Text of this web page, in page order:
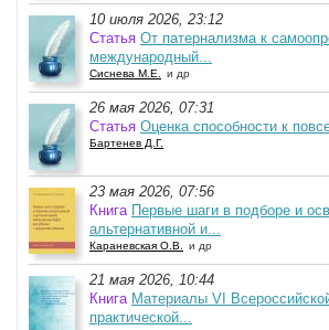
10 июля 2026, 23:12
Статья От патернализма к
международный...
Сиснева М.Е. и др
26 мая 2026, 07:31
Статья Оценка способности к
Бартенев Д.Г.
23 мая 2026, 07:56
Книга Первые шаги в подборе и
альтернативной и...
Караневская О.В. и др
21 мая 2026, 10:44
Книга Материалы VI
практической...